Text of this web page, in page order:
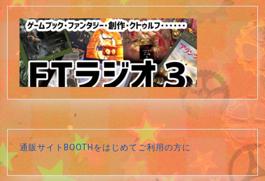
通販サイトBOOTHをはじめてご利用の方に